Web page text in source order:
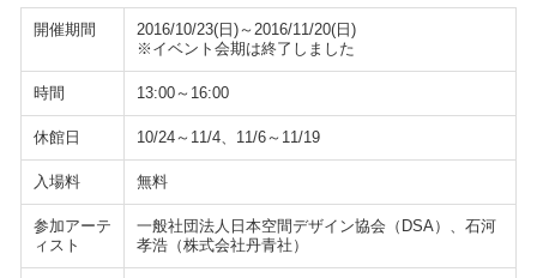
開催期間
2016/10/23(日)～2016/11/20(日)
※イベント会期は終了しました
時間 13:00～16:00
休館日 10/24～11/4、11/6～11/19
入場料 無料
参加アーテ
ィスト
一般社団法人日本空間デザイン協会（DSA）、石河
孝浩（株式会社丹青社）